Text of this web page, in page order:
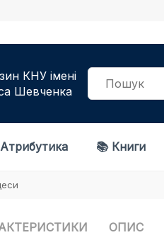
КНУ імені
Шевченка
Атрибутика 📚 Книги
ОПИС